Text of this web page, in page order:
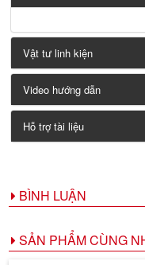
Vật tư linh kiện
Video hướng dẫn
Hỗ trợ tài liệu
BÌNH LUẬN
SẢN PHẨM CÙNG